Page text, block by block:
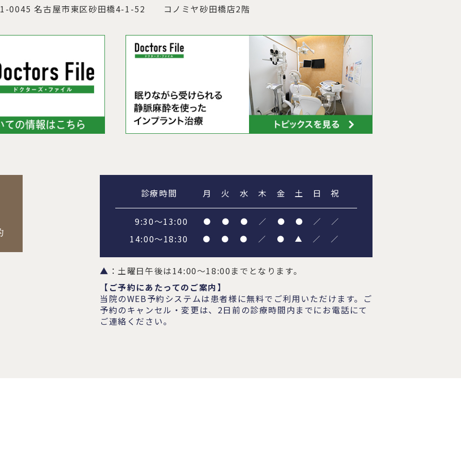
0045 名古屋市東区砂田橋4-1-52 コノミヤ砂田橋店2階
診療時間 月 火 水 木 金 土 日 祝
9:30～13:00 ● ● ● ／ ● ● ／ ／
14:00～18:30 ● ● ● ／ ● ▲ ／ ／
▲ ：土曜日午後は14:00～18:00までとなります。
【ご予約にあたってのご案内】
当院のWEB予約システムは患者様に無料でご利用いただけます。ご
予約のキャンセル・変更は、2日前の診療時間内までにお電話にて
ご連絡ください。